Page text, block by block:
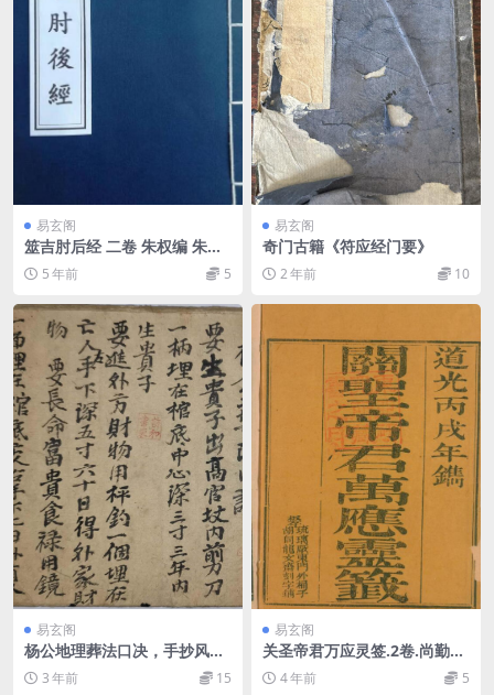
易玄阁
筮吉肘后经 二卷 朱权编 朱杰
重订 朱氏青云谱 z2100013
5 年前 5
易玄阁
奇门古籍《符应经门要》
2 年前 10
易玄阁
杨公地理葬法口决，手抄风水
古籍——古籍书阁
3 年前 15
易玄阁
关圣帝君万应灵签.2卷.尚勤堂
马宅刊.北京龙文斋刻字铺藏
板.道光6年
4 年前 5